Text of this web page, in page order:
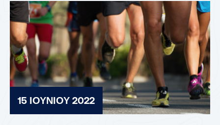
15 ΙΟΥΝΊΟΥ 2022